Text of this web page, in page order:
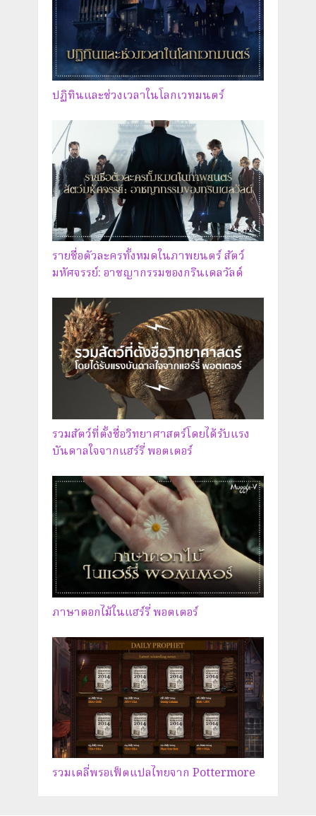
ปฏิทินและช่วงเวลาในโลกเวทมนตร์
รายชื่อตัวละครทั้งหมดในภาพยนตร์ สัตว์
มหัศจรรย์: อาชญากรรมของกรินเดลวัลด์
รวมสัตว์ที่ตั้งชื่อวิทยาศาสตร์โดยได้รับแรง
บันดาลใจจากแฮร์รี่ พอตเตอร์
ภาษาดอกไม้ในแฮร์รี่ พอตเตอร์
รวมเดลี่พรอเฟ็ตแปลไทยจาก Pottermore